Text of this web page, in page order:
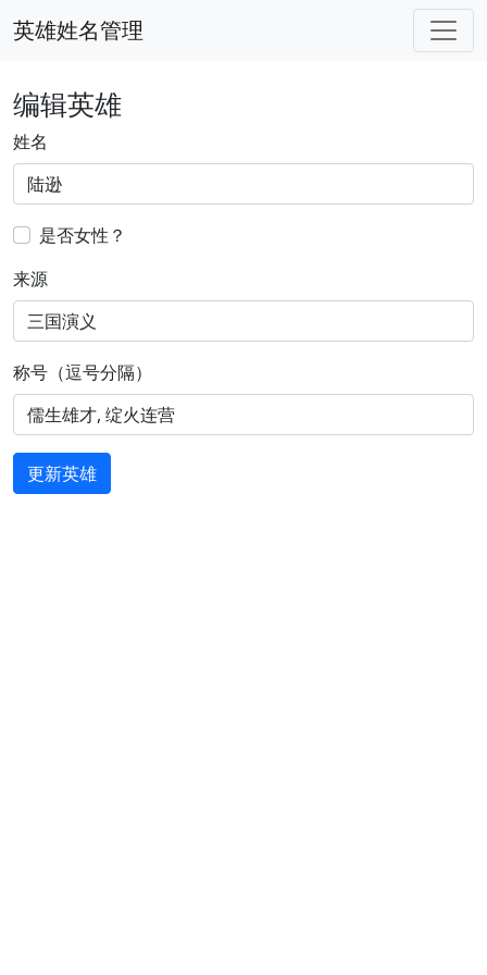
英雄姓名管理
编辑英雄
姓名
是否女性？
来源
称号（逗号分隔）
更新英雄